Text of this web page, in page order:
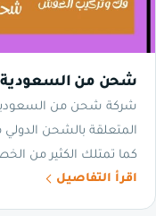
شحن من السعودية
شركة شحن من السعودية
المتعلقة بالشحن الدولي
كما تمتلك الكثير من
اقرأ التفاصيل